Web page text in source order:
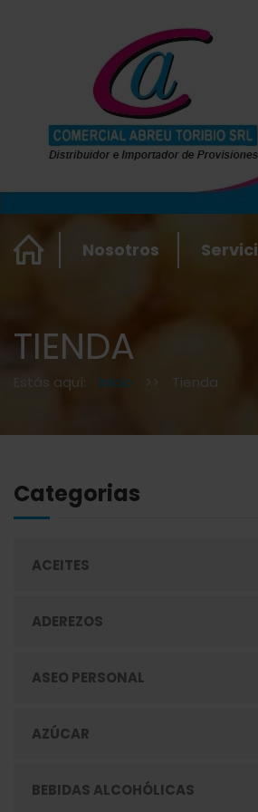
Nosotros
TIENDA
Estás aquí: Inicio >> Tienda
Categorias
ACEITES
ADEREZOS
ASEO PERSONAL
AZÚCAR
BEBIDAS ALCOHÓLICAS